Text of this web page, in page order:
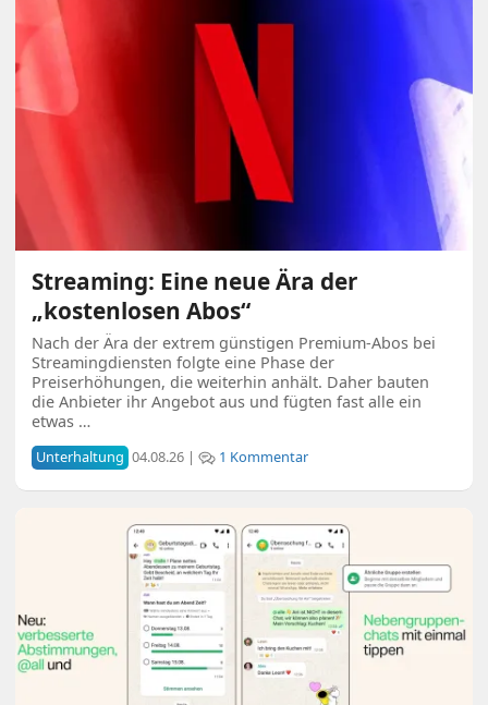
Streaming: Eine neue Ära der
„kostenlosen Abos“
Nach der Ära der extrem günstigen Premium-Abos bei
Streamingdiensten folgte eine Phase der
Preiserhöhungen, die weiterhin anhält. Daher bauten
die Anbieter ihr Angebot aus und fügten fast alle ein
etwas …
Unterhaltung 04.08.26 | 1 Kommentar